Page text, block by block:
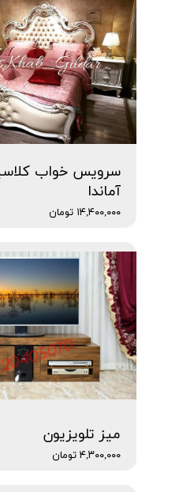
سرویس خواب
آماندا
۱۴,۴۰۰,۰۰۰ تومان
میز تلویزیون
۴,۳۰۰,۰۰۰ تومان